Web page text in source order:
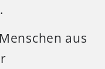
aus